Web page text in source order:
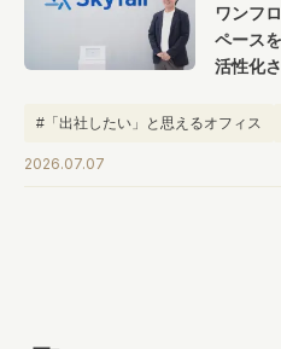
#こだわりオフィス #コスト #
#フリーアドレス #ブランディング
ワンフ
ペース
活性化
#「出社したい」と思えるオフィス
#ワンフロア
2026.07.07